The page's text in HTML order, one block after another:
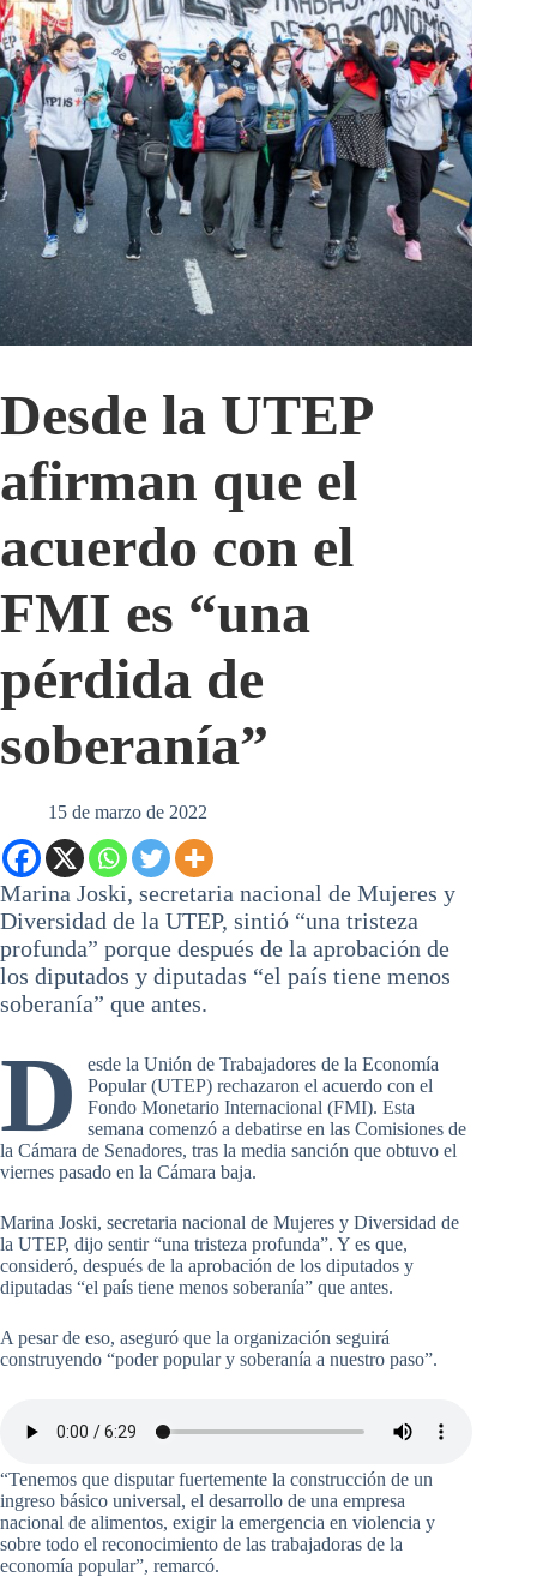
Desde la UTEP
afirman que el
acuerdo con el
FMI es “una
pérdida de
soberanía”
15 de marzo de 2022
Marina Joski, secretaria nacional de Mujeres y
Diversidad de la UTEP, sintió “una tristeza
profunda” porque después de la aprobación de
los diputados y diputadas “el país tiene menos
soberanía” que antes.
D
esde la Unión de Trabajadores de la Economía
Popular (UTEP) rechazaron el acuerdo con el
Fondo Monetario Internacional (FMI). Esta
semana comenzó a debatirse en las Comisiones de
la Cámara de Senadores, tras la media sanción que obtuvo el
viernes pasado en la Cámara baja.
Marina Joski, secretaria nacional de Mujeres y Diversidad de
la UTEP, dijo sentir “una tristeza profunda”. Y es que,
consideró, después de la aprobación de los diputados y
diputadas “el país tiene menos soberanía” que antes.
A pesar de eso, aseguró que la organización seguirá
construyendo “poder popular y soberanía a nuestro paso”.
“Tenemos que disputar fuertemente la construcción de un
ingreso básico universal, el desarrollo de una empresa
nacional de alimentos, exigir la emergencia en violencia y
sobre todo el reconocimiento de las trabajadoras de la
economía popular”, remarcó.